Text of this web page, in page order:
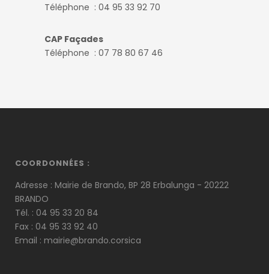
Téléphone : 04 95 33 92 70
CAP Façades
Téléphone : 07 78 80 67 46
COORDONNÉES :
Adresse : Mairie de Brando, BP 28 Erbalunga - 20222
BRANDO
Tél. : 04 95 33 20 84
Fax : 04 95 33 92 40
Email : mairie@brando.corsica